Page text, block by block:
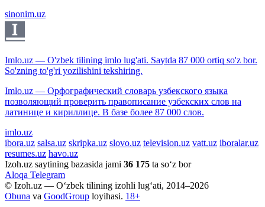
sinonim.uz
Imlo.uz — O'zbek tilining imlo lug'ati. Saytda 87 000 ortiq so'z bor.
So'zning to'g'ri yozilishini tekshiring.
Imlo.uz — Орфографический словарь узбекского языка
позволяющий проверить правописание узбекских слов на
латинице и кириллице. В базе более 87 000 слов.
imlo.uz
ibora.uz salsa.uz skripka.uz slovo.uz television.uz vatt.uz iboralar.uz
resumes.uz havo.uz
Izoh.uz saytining bazasida jami 36 175 ta so‘z bor
Aloqa Telegram
© Izoh.uz — O‘zbek tilining izohli lug‘ati, 2014–2026
Obuna va GoodGroup loyihasi. 18+